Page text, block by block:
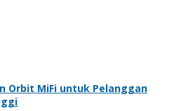
Orbit MiFi untuk Pelanggan